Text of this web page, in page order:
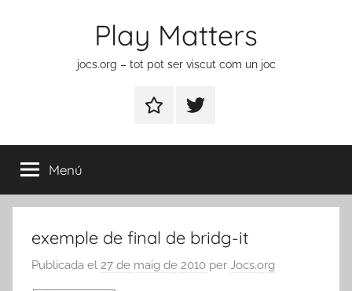
Play Matters
jocs.org – tot pot ser viscut com un joc
ContactarElement
menú
Menú
exemple de final de bridg-it
Publicada el 27 de maig de 2010 per Jocs.org